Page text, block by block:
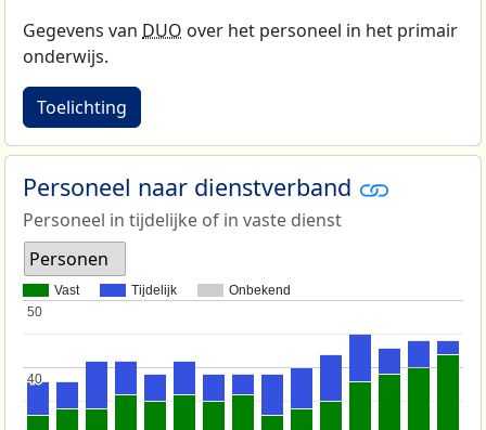
Gegevens van DUO over het personeel in het primair
onderwijs.
Toelichting
Personeel naar dienstverband
Personeel in tijdelijke of in vaste dienst
Personen
Vast Tijdelijk Onbekend
40
40
50
50